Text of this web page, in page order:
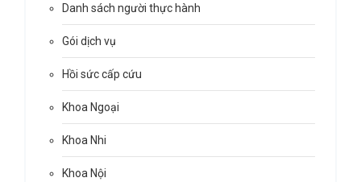
Danh sách người thực hành
Gói dịch vụ
Hồi sức cấp cứu
Khoa Ngoại
Khoa Nhi
Khoa Nội